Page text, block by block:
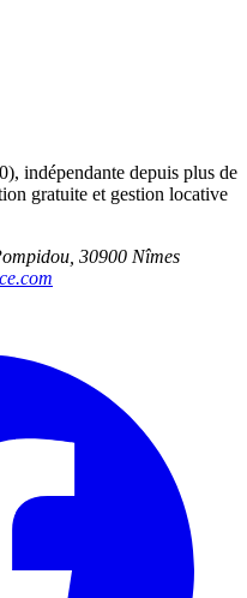
indépendante depuis plus de
gratuite et gestion locative
30900 Nîmes